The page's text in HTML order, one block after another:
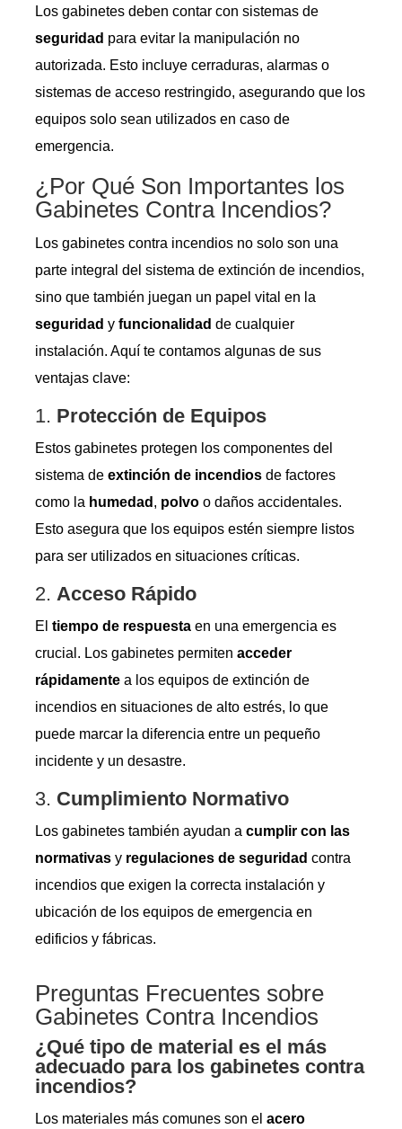
Los gabinetes deben contar con sistemas de
seguridad para evitar la manipulación no
autorizada. Esto incluye cerraduras, alarmas o
sistemas de acceso restringido, asegurando que los
equipos solo sean utilizados en caso de
emergencia.
¿Por Qué Son Importantes los
Gabinetes Contra Incendios?
Los gabinetes contra incendios no solo son una
parte integral del sistema de extinción de incendios,
sino que también juegan un papel vital en la
seguridad y funcionalidad de cualquier
instalación. Aquí te contamos algunas de sus
ventajas clave:
1. Protección de Equipos
Estos gabinetes protegen los componentes del
sistema de extinción de incendiosde factores
como la humedad , polvoo daños accidentales.
Esto asegura que los equipos estén siempre listos
para ser utilizados en situaciones críticas.
2. Acceso Rápido
El tiempo de respuestaen una emergencia es
crucial. Los gabinetes permiten acceder
rápidamentea los equipos de extinción de
incendios en situaciones de alto estrés, lo que
puede marcar la diferencia entre un pequeño
incidente y un desastre.
3. Cumplimiento Normativo
Los gabinetes también ayudan a cumplir con las
normativasy regulaciones de seguridad contra
incendios que exigen la correcta instalación y
ubicación de los equipos de emergencia en
edificios y fábricas.
Preguntas Frecuentes sobre
Gabinetes Contra Incendios
¿Qué tipo de material es el más
adecuado para los gabinetes contra
incendios?
Los materiales más comunes son el acero